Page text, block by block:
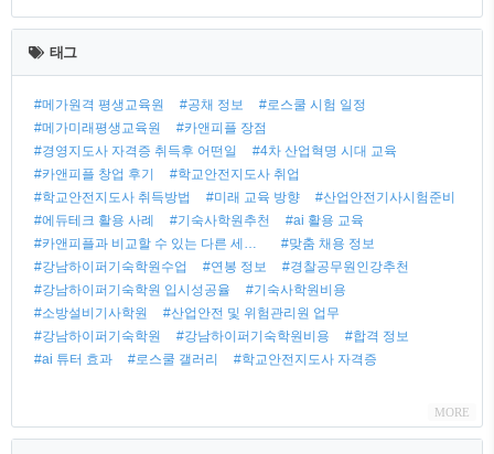
최
근
글
태그
#메가원격 평생교육원 #공채 정보
#로스쿨 시험 일정
#메가미래평생교육원
#카앤피플 장점
#경영지도사 자격증 취득후 어떤일
#4차 산업혁명 시대 교육
#카앤피플 창업 후기
#학교안전지도사 취업
#학교안전지도사 취득방법
#미래 교육 방향
#산업안전기사시험준비
#에듀테크 활용 사례
#기숙사학원추천
#ai 활용 교육
#카앤피플과 비교할 수 있는 다른 세차 업체
#맞춤 채용 정보
#강남하이퍼기숙학원수업
#연봉 정보
#경찰공무원인강추천
#강남하이퍼기숙학원 입시성공율
#기숙사학원비용
#소방설비기사학원
#산업안전 및 위험관리원 업무
#강남하이퍼기숙학원
#강남하이퍼기숙학원비용
#합격 정보
#ai 튜터 효과
#로스쿨 갤러리 #학교안전지도사 자격증
MORE